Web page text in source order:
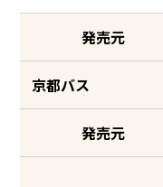
発売元
京都バス
発売元